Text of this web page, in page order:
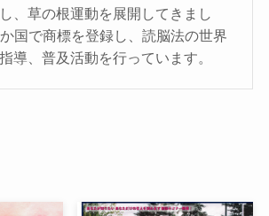
、草の根運動を展開してきまし
国で商標を登録し、読脳法の世界
導、普及活動を行っています。